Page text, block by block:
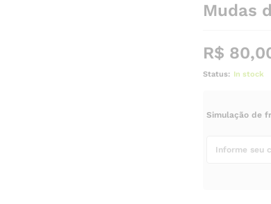
Mudas
R$
Status: In stock
Simulação de